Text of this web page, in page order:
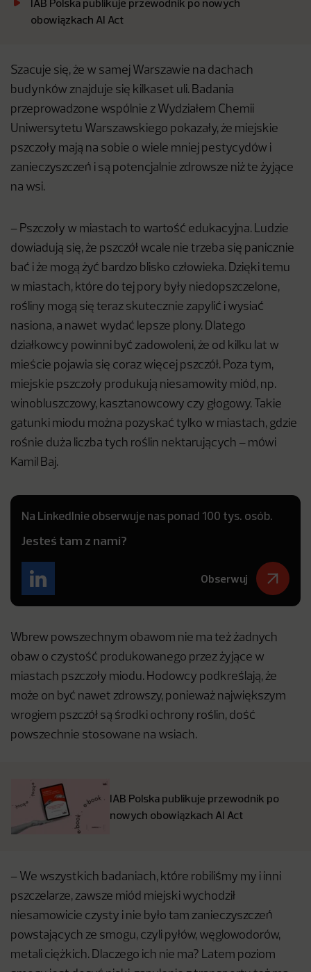
IAB Polska publikuje przewodnik po nowych
obowiązkach AI Act
Szacuje się, że w samej Warszawie na dachach
budynków znajduje się kilkaset uli. Badania
przeprowadzone wspólnie z Wydziałem Chemii
Uniwersytetu Warszawskiego pokazały, że miejskie
pszczoły mają na sobie o wiele mniej pestycydów i
zanieczyszczeń i są potencjalnie zdrowsze niż te żyjące
na wsi.
– Pszczoły w miastach to wartość edukacyjna. Ludzie
dowiadują się, że pszczół wcale nie trzeba się panicznie
bać i że mogą żyć bardzo blisko człowieka. Dzięki temu
w miastach, które do tej pory były niedopszczelone,
rośliny mogą się teraz skutecznie zapylić i wysiać
nasiona, a nawet wydać lepsze plony. Dlatego
działkowcy powinni być zadowoleni, że od kilku lat w
mieście pojawia się coraz więcej pszczół. Poza tym,
miejskie pszczoły produkują niesamowity miód, np.
winobluszczowy, kasztanowcowy czy głogowy. Takie
gatunki miodu można pozyskać tylko w miastach, gdzie
rośnie duża liczba tych roślin nektarujących – mówi
Kamil Baj.
Na LinkedInie obserwuje nas ponad 100 tys. osób.
Jesteś tam z nami?
Obserwuj
Wbrew powszechnym obawom nie ma też żadnych
obaw o czystość produkowanego przez żyjące w
miastach pszczoły miodu. Hodowcy podkreślają, że
może on być nawet zdrowszy, ponieważ największym
wrogiem pszczół są środki ochrony roślin, dość
powszechnie stosowane na wsiach.
IAB Polska publikuje przewodnik po
nowych obowiązkach AI Act
– We wszystkich badaniach, które robiliśmy my i inni
pszczelarze, zawsze miód miejski wychodził
niesamowicie czysty i nie było tam zanieczyszczeń
powstających ze smogu, czyli pyłów, węglowodorów,
metali ciężkich. Dlaczego ich nie ma? Latem poziom